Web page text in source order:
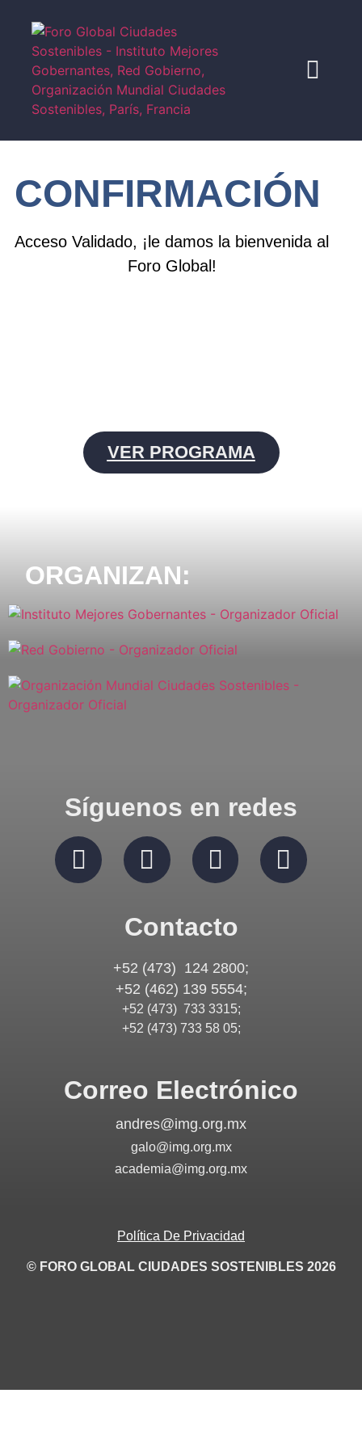
CONFIRMACIÓN
Acceso Validado, ¡le damos la bienvenida al
Foro Global!
VER PROGRAMA
ORGANIZAN:
Síguenos en redes
Contacto
+52 (473) 124 2800;
+52 (462) 139 5554;
+52 (473) 733 3315;
+52 (473) 733 58 05;
Correo Electrónico
andres@img.org.mx
galo@img.org.mx
academia@img.org.mx
Política De Privacidad
© FORO GLOBAL CIUDADES SOSTENIBLES 2026